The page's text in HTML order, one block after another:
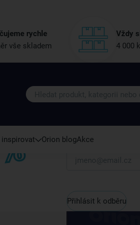
rychle
vše skladem
Vždy
4 000
Orion blogAkce
Přihlaste se k
Váš e-mail
Přihlásit k odběru